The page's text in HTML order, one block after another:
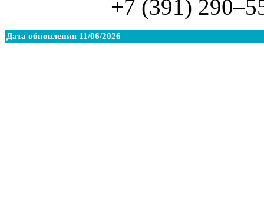
+7 (391)
Дата обновления 11/06/2026